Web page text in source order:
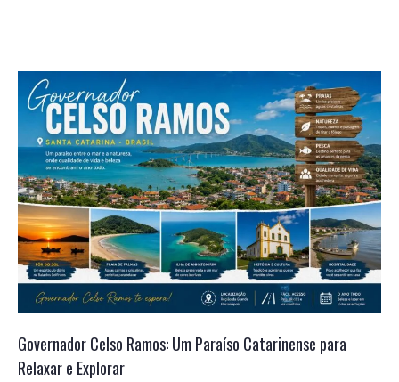
Governador Celso Ramos: Um Paraíso Catarinense para
Relaxar e Explorar